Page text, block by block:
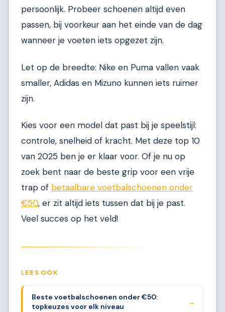
persoonlijk. Probeer schoenen altijd even
passen, bij voorkeur aan het einde van de dag
wanneer je voeten iets opgezet zijn.
Let op de breedte: Nike en Puma vallen vaak
smaller, Adidas en Mizuno kunnen iets ruimer
zijn.
Kies voor een model dat past bij je speelstijl:
controle, snelheid of kracht. Met deze top 10
van 2025 ben je er klaar voor. Of je nu op
zoek bent naar de beste grip voor een vrije
trap of betaalbare voetbalschoenen onder
€50, er zit altijd iets tussen dat bij je past.
Veel succes op het veld!
LEES OOK
Beste voetbalschoenen onder €50:
topkeuzes voor elk niveau
→